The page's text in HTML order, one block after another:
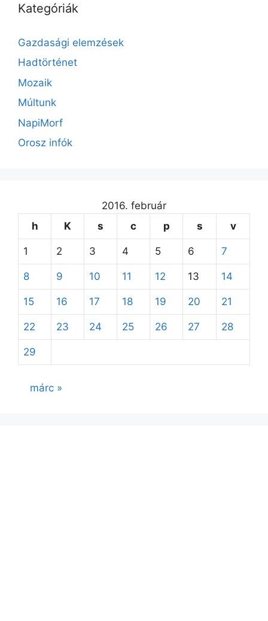
Kategóriák
Gazdasági elemzések
Hadtörténet
Mozaik
Múltunk
NapiMorf
Orosz infók
2016. február
h
K s c p s v
1 2 3 4 5 6 7
8 9 10 11 12 13 14
15 16 17 18 19 20 21
22 23 24 25 26 27 28
29
márc »